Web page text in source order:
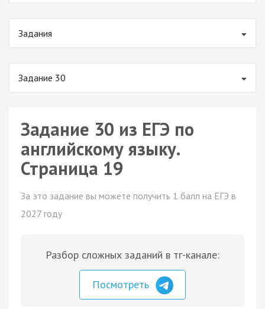
Задания
Задание 30
Задание 30 из ЕГЭ по
английскому языку.
Страница 19
За это задание вы можете получить 1 балл на ЕГЭ в
2027 году
Разбор сложных заданий в тг-канале:
Посмотреть